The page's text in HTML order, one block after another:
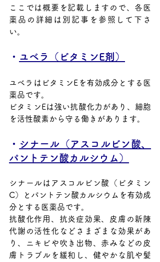
ここでは概要を記載しますので、各医
薬品の詳細は別記事を参照して下さ
い。
・ ユベラ（ビタミンE剤）
ユベラはビタミンEを有効成分とする医
薬品です。
ビタミンEは強い抗酸化力があり、細胞
を活性酸素から守る働きがあります。
・ シナール（アスコルビン酸、
パントテン酸カルシウム）
シナールはアスコルビン酸（ビタミン
C）とパントテン酸カルシウムを有効成
分とする医薬品です。
抗酸化作用、抗炎症効果、皮膚の新陳
代謝の活性化などさまざまな効果があ
り、ニキビや吹き出物、赤みなどの皮
膚トラブルを緩和し、健やかな肌や髪